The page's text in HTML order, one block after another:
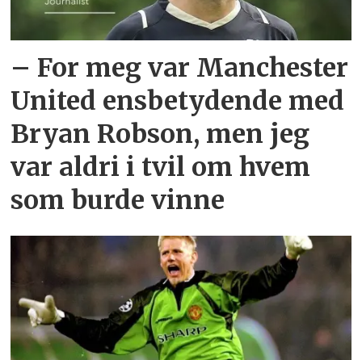
– For meg var Manchester
United ensbetydende med
Bryan Robson, men jeg
var aldri i tvil om hvem
som burde vinne